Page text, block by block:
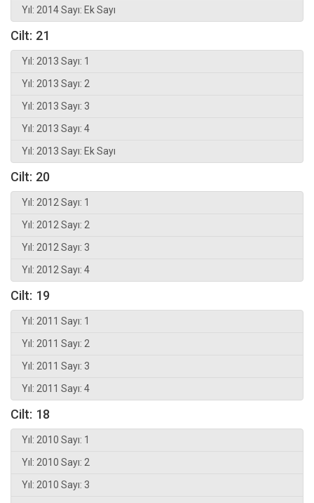
Yıl: 2014 Sayı: Ek Sayı
Cilt: 21
Yıl: 2013 Sayı: 1
Yıl: 2013 Sayı: 2
Yıl: 2013 Sayı: 3
Yıl: 2013 Sayı: 4
Yıl: 2013 Sayı: Ek Sayı
Cilt: 20
Yıl: 2012 Sayı: 1
Yıl: 2012 Sayı: 2
Yıl: 2012 Sayı: 3
Yıl: 2012 Sayı: 4
Cilt: 19
Yıl: 2011 Sayı: 1
Yıl: 2011 Sayı: 2
Yıl: 2011 Sayı: 3
Yıl: 2011 Sayı: 4
Cilt: 18
Yıl: 2010 Sayı: 1
Yıl: 2010 Sayı: 2
Yıl: 2010 Sayı: 3